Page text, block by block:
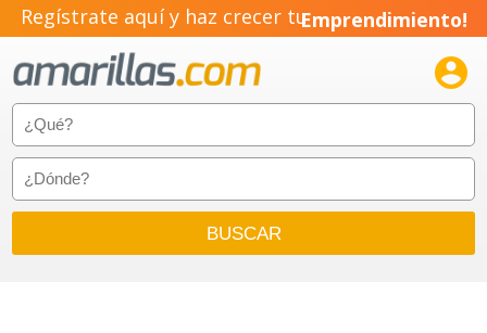
Regístrate aquí y haz crecer tuEmprendimiento!
